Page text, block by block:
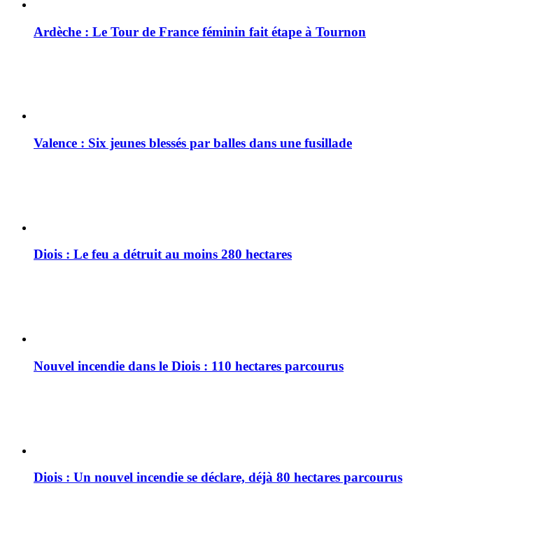
Ardèche : Le Tour de France féminin fait étape à Tournon
Valence : Six jeunes blessés par balles dans une fusillade
Diois : Le feu a détruit au moins 280 hectares
Nouvel incendie dans le Diois : 110 hectares parcourus
Diois : Un nouvel incendie se déclare, déjà 80 hectares parcourus